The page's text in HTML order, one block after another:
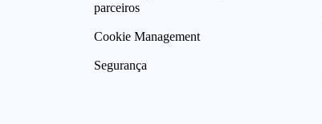
parceiros
Cookie Management
Segurança